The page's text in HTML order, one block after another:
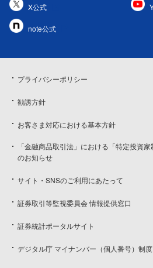
X公式
note公式
プライバシーポリシー
勧誘方針
お客さま対応における基本方針
「金融商品取引法」における「特定投資
のお知らせ
サイト・SNSのご利用にあたって
証券取引等監視委員会 情報提供窓口
証券統計ポータルサイト
デジタル庁 マイナンバー（個人番号）制度